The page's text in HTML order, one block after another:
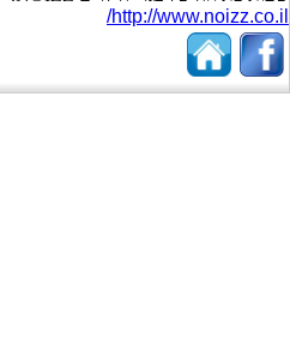
http://www.noizz.co.il/